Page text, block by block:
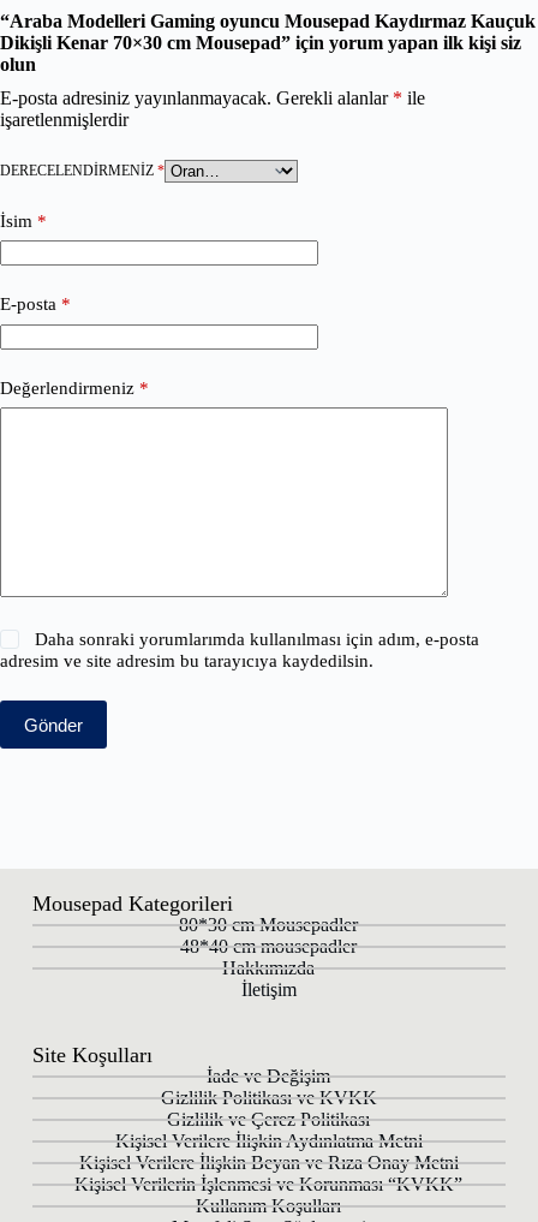
“Araba Modelleri Gaming oyuncu Mousepad Kaydırmaz Kauçuk
Dikişli Kenar 70×30 cm Mousepad” için yorum yapan ilk kişi siz
olun
E-posta adresiniz yayınlanmayacak. Gerekli alanlar * ile
işaretlenmişlerdir
DERECELENDIRMENIZ *
İsim *
E-posta *
Değerlendirmeniz *
Daha sonraki yorumlarımda kullanılması için adım, e-posta
adresim ve site adresim bu tarayıcıya kaydedilsin.
Gönder
Mousepad Kategorileri
80*30 cm Mousepadler
48*40 cm mousepadler
Hakkımızda
İletişim
Site Koşulları
İade ve Değişim
Gizlilik Politikası ve KVKK
Gizlilik ve Çerez Politikası
Kişisel Verilere İlişkin Aydınlatma Metni
Kişisel Verilere İlişkin Beyan ve Rıza Onay Metni
Kişisel Verilerin İşlenmesi ve Korunması “KVKK”
Kullanım Koşulları